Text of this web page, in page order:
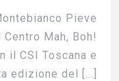
Pieve
Mah, Boh!
il CSI Toscana e
edizione del
[...]